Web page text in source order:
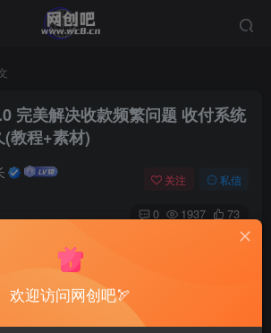
完美解决收款频繁问题 收付系统
教程+素材)
关注 私信
0 1937 73
欢迎访问网创吧🏹